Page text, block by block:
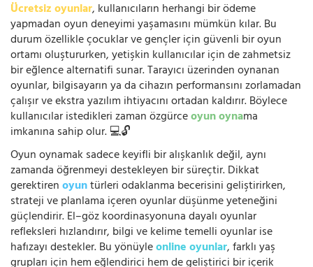
Ücretsiz oyunlar, kullanıcıların herhangi bir ödeme
yapmadan oyun deneyimi yaşamasını mümkün kılar. Bu
durum özellikle çocuklar ve gençler için güvenli bir oyun
ortamı oluştururken, yetişkin kullanıcılar için de zahmetsiz
bir eğlence alternatifi sunar. Tarayıcı üzerinden oynanan
oyunlar, bilgisayarın ya da cihazın performansını zorlamadan
çalışır ve ekstra yazılım ihtiyacını ortadan kaldırır. Böylece
kullanıcılar istedikleri zaman özgürceoyun oynama
imkanına sahip olur. 💻🔓
Oyun oynamak sadece keyifli bir alışkanlık değil, aynı
zamanda öğrenmeyi destekleyen bir süreçtir. Dikkat
gerektirenoyuntürleri odaklanma becerisini geliştirirken,
strateji ve planlama içeren oyunlar düşünme yeteneğini
güçlendirir. El–göz koordinasyonuna dayalı oyunlar
refleksleri hızlandırır, bilgi ve kelime temelli oyunlar ise
hafızayı destekler. Bu yönüyleonline oyunlar, farklı yaş